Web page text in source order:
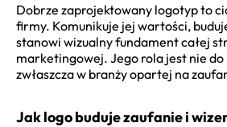
Dobrze zaprojektowany logotyp to
firmy. Komunikuje jej wartości,
stanowi wizualny fundament całej
marketingowej. Jego rola jest nie
zwłaszcza w branży opartej na
Jak logo buduje zaufanie i